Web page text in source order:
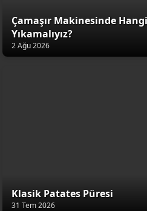
Çamaşır Makinesinde
Yıkamalıyız?
2 Ağu 2026
Klasik Patates Püresi
31 Tem 2026